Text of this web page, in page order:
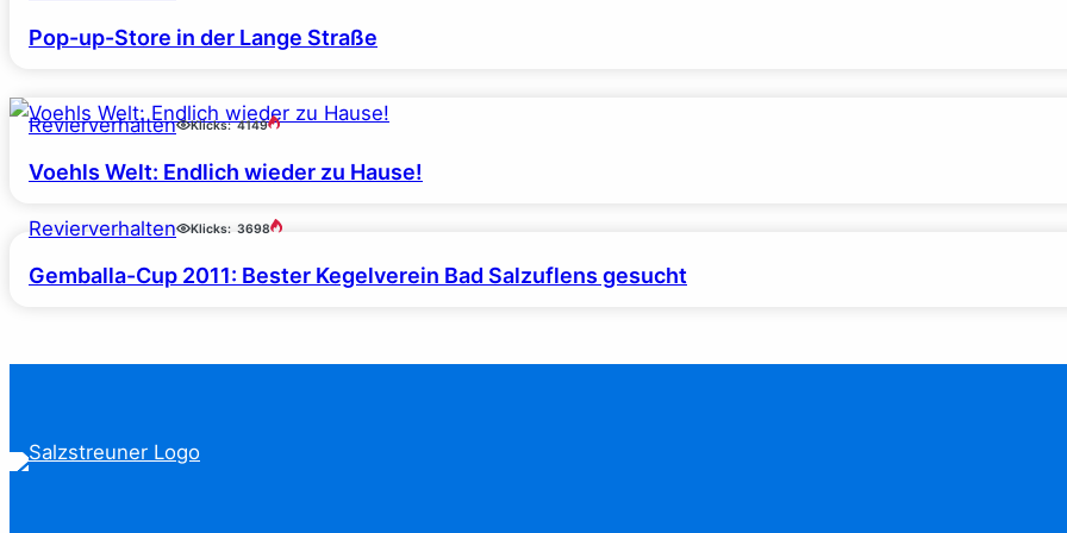
Pop-up-Store in der Lange Straße
Revierverhalten Klicks: 4149
Voehls Welt: Endlich wieder zu Hause!
Revierverhalten Klicks: 3698
Gemballa-Cup 2011: Bester Kegelverein Bad Salzuflens gesucht